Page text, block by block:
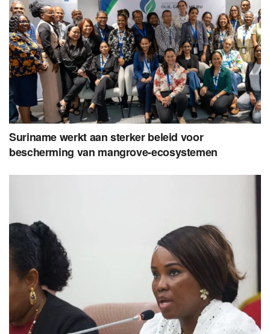
Suriname werkt aan sterker beleid voor
bescherming van mangrove-ecosystemen